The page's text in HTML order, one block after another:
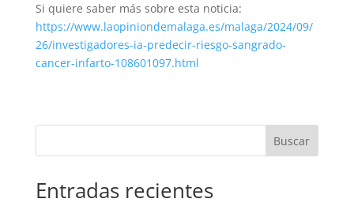
Si quiere saber más sobre esta noticia:
https://www.laopiniondemalaga.es/malaga/2024/09/
26/investigadores-ia-predecir-riesgo-sangrado-
cancer-infarto-108601097.html
Buscar
Entradas recientes